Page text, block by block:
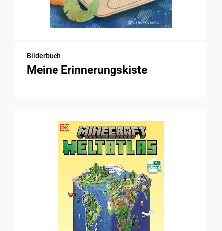
Bilderbuch
Meine Erinnerungskiste